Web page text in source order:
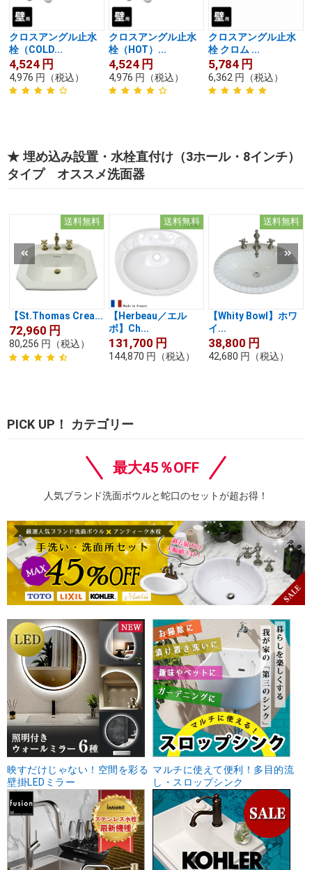
クロスアングル止水
栓（COLD...
4,524 円
4,976 円 （税込）
クロスアングル止水
栓（HOT）...
4,524 円
4,976 円 （税込）
クロスアングル止水
栓 クロム ...
5,784 円
6,362 円 （税込）
★ 埋め込み設置・水栓直付け（3ホール・8インチ）
タイプ オススメ洗面器
送料無料
【St.Thomas Crea...
72,960 円
80,256 円 （税込）
送料無料
【Herbeau／エル
ボ】Ch...
131,700 円
144,870 円 （税込）
送料無料
【Whity Bowl】ホワ
イ...
38,800 円
42,680 円 （税込）
PICK UP！ カテゴリー
最大45％OFF
人気ブランド洗面ボウルと蛇口のセットが超お得！
映すだけじゃない！空間を彩る
壁掛LEDミラー
マルチに使えて便利！多目的流
し・スロップシンク